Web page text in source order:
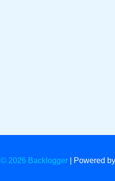
© 2026 Backlogger Powered by